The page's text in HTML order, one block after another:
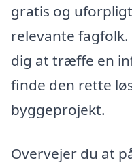
gratis og
relevante
dig at træffe en
finde den rette
byggeprojekt.
Overvejer du at